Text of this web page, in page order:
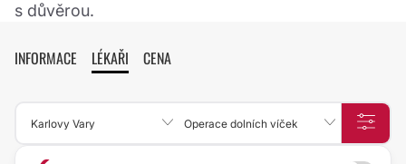
s důvěrou.
INFORMACE LÉKAŘI CENA
Karlovy Vary Operace dolních víček